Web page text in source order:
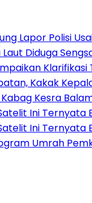
Lapor Polisi
Diduga
Kakak
Kesra
Ini Ternyata
Ini Ternyata
Umrah